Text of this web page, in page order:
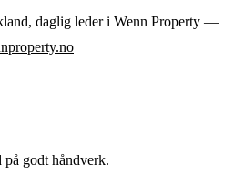
daglig leder i Wenn Property —
godt håndverk.